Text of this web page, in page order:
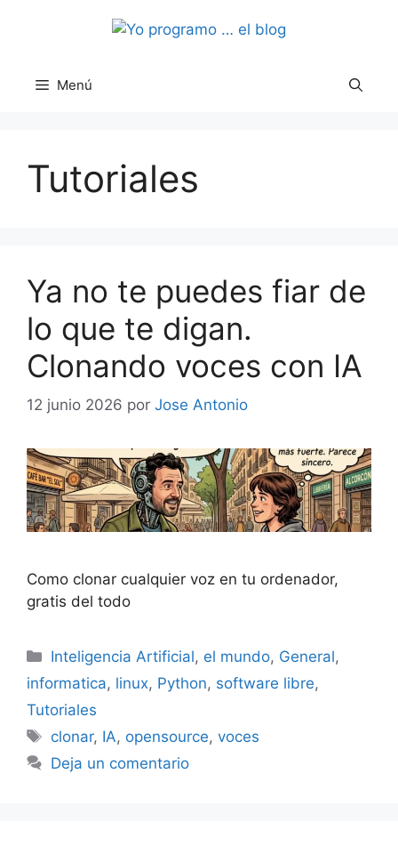
Menú
Tutoriales
Ya no te puedes fiar de
lo que te digan.
Clonando voces con IA
12 junio 2026 por Jose Antonio
Como clonar cualquier voz en tu ordenador,
gratis del todo
Categorías
Inteligencia Artificial, el mundo, General,
informatica, linux, Python, software libre,
Tutoriales
Etiquetas
clonar, IA, opensource,voces
Deja un comentario